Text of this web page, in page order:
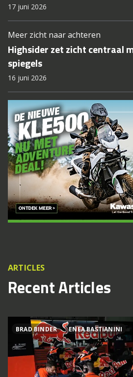
17 juni 2026
Meer zicht naar achteren
Highsider zet zicht centraal
spiegels
16 juni 2026
ARTICLES
Recent Articles
BRAD BINDER ENEA BASTIANINI